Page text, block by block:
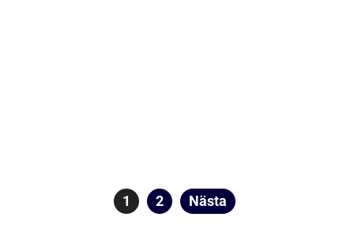
Sidnumrering
Sida
1 Sida
2 Nästa